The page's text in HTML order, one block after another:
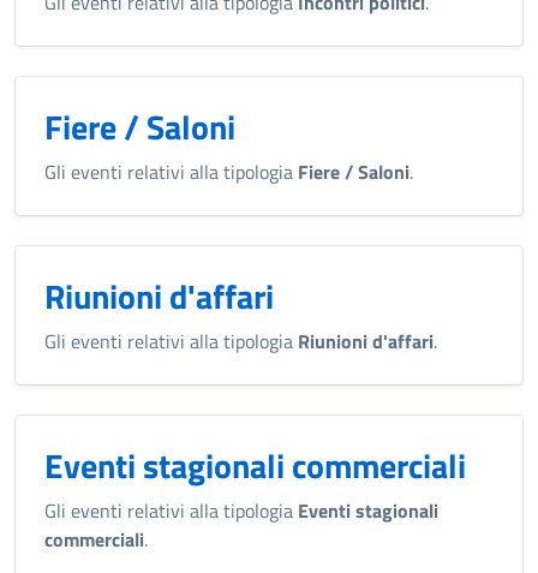
Fiere / Saloni
Gli eventi relativi alla tipologia Fiere / Saloni.
Riunioni d'affari
Gli eventi relativi alla tipologia Riunioni d'affari.
Eventi stagionali commerciali
Gli eventi relativi alla tipologia Eventi stagionali
commerciali.